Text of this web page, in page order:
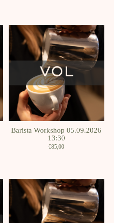
Barista Workshop 05.09.2026
13:30
€85,00